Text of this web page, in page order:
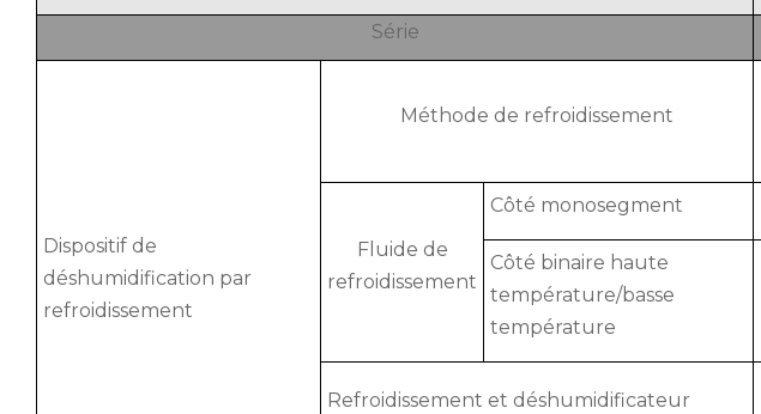
Série
Dispositif de
déshumidification par
refroidissement
Méthode de refroidissement
Fluide de
refroidissement
Côté monosegment
Côté binaire haute
température/basse
température
Refroidissement et déshumidificateur